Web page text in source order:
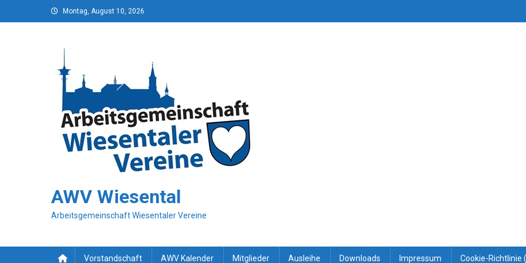
to
Montag, August 10, 2026
AWV Wiesental
Arbeitsgemeinschaft Wiesentaler Vereine
Vorstandschaft AWV Kalender Mitglieder Ausleihe Downloads Impressum Cookie-Richtlinie